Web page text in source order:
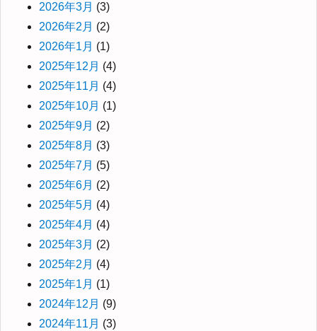
2026年3月 (3)
2026年2月 (2)
2026年1月 (1)
2025年12月 (4)
2025年11月 (4)
2025年10月 (1)
2025年9月 (2)
2025年8月 (3)
2025年7月 (5)
2025年6月 (2)
2025年5月 (4)
2025年4月 (4)
2025年3月 (2)
2025年2月 (4)
2025年1月 (1)
2024年12月 (9)
2024年11月 (3)